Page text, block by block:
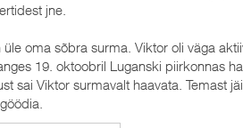
jne.
oma sõbra surma. Viktor oli väga
19. oktoobril Luganski piirkonnas
sai Viktor surmavalt haavata. Temast